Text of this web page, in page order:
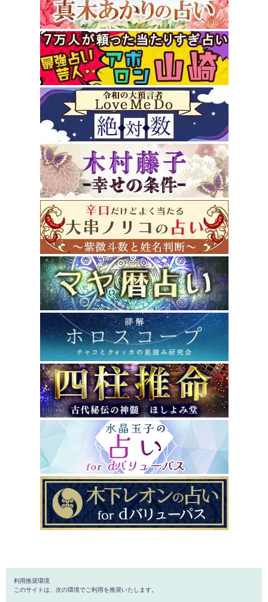
利用推奨環境
このサイトは、次の環境でご利用を推奨いたします。